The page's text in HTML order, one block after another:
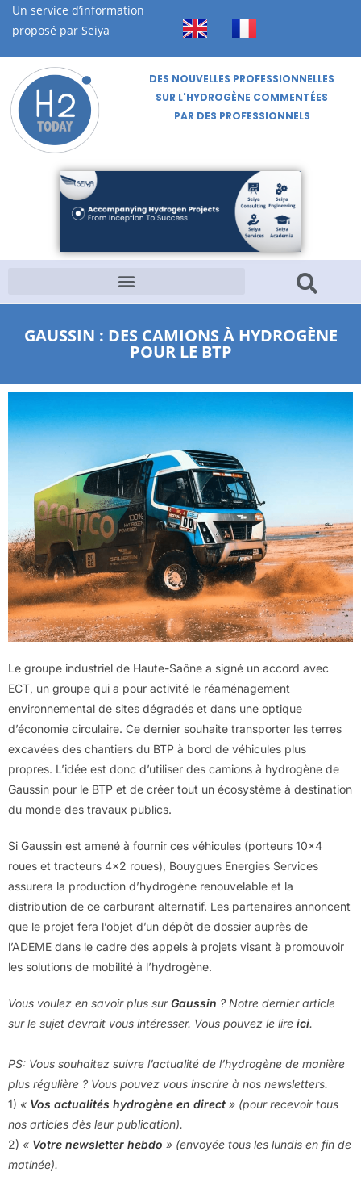
Un service d’information
proposé par Seiya
DES NOUVELLES PROFESSIONNELLES
SUR L'HYDROGÈNE COMMENTÉES
PAR DES PROFESSIONNELS
GAUSSIN : DES CAMIONS À HYDROGÈNE
POUR LE BTP
Le groupe industriel de Haute-Saône a signé un accord avec
ECT, un groupe qui a pour activité le réaménagement
environnemental de sites dégradés et dans une optique
d’économie circulaire. Ce dernier souhaite transporter les terres
excavées des chantiers du BTP à bord de véhicules plus
propres. L’idée est donc d’utiliser des camions à hydrogène de
Gaussin pour le BTP et de créer tout un écosystème à destination
du monde des travaux publics.
Si Gaussin est amené à fournir ces véhicules (porteurs 10×4
roues et tracteurs 4×2 roues), Bouygues Energies Services
assurera la production d’hydrogène renouvelable et la
distribution de ce carburant alternatif. Les partenaires annoncent
que le projet fera l’objet d’un dépôt de dossier auprès de
l’ADEME dans le cadre des appels à projets visant à promouvoir
les solutions de mobilité à l’hydrogène.
Vous voulez en savoir plus surGaussin ? Notre dernier article
sur le sujet devrait vous intéresser. Vous pouvez le lire ici.
PS: Vous souhaitez suivre l’actualité de l’hydrogène de manière
plus régulière ? Vous pouvez vous inscrire à nos newsletters.
1) « Vos actualités hydrogène en direct » (pour recevoir tous
nos articles dès leur publication).
2) « Votre newsletter hebdo » (envoyée tous les lundis en fin de
matinée).